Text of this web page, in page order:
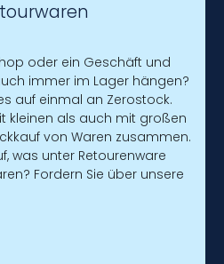
oder ein Geschäft und
immer im Lager hängen?
auf einmal an Zerostock.
kleinen als auch mit großen
von Waren zusammen.
was unter Retourenware
Fordern Sie über unsere